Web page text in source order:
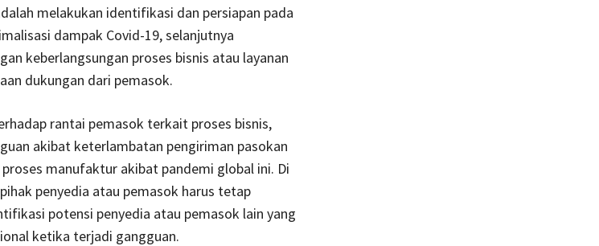
melakukan identifikasi dan persiapan pada
dampak Covid-19, selanjutnya
keberlangsungan proses bisnis atau layanan
dukungan dari pemasok.
rantai pemasok terkait proses bisnis,
akibat keterlambatan pengiriman pasokan
manufaktur akibat pandemi global ini. Di
penyedia atau pemasok harus tetap
potensi penyedia atau pemasok lain yang
ketika terjadi gangguan.